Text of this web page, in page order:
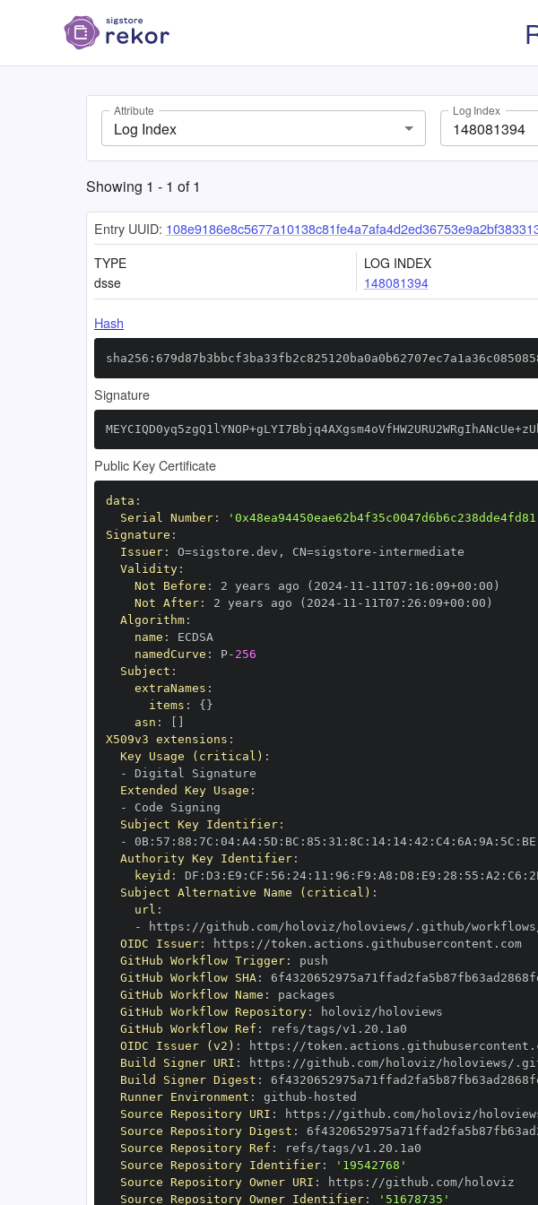
Attribute
Log Index
Log Index
Showing 1 - 1 of1
Entry UUID:
TYPE
dsse
LOG INDEX
148081394
Hash
Signature
Public Key Certificate
data :
Serial Number:
Signature :
Issuer: O=sigstore.dev , CN=sigstore -
Validity:
Not Before : 2 years ago (2024- 11 - 11T07 : 16 : 09+00 :
Not After: 2 years ago (2024- 11 - 11T07 : 26 : 09+00 :
Algorithm:
name :
namedCurve : P- 256
Subject :
extraNames :
items : { }
asn :
X509v3 extensions :
Key Usage (critical) :
-
Extended Key Usage :
-
Subject Key Identifier:
-
0B: 57 : 88 : 7C : 04: A4: 5D : BC : 85 : 31 : 8C : 14: 14: 42 : C4: 6A : 9A : 5C : BE
Authority Key Identifier:
keyid : DF : D3 : E9 : CF : 56 : 24: 11 : 96 : F9 : A8 : D8 : E9 : 28 : 55 : A2 : C6 :
Subject Alternative Name (critical) :
url :
-
https :
OIDC Issuer: https :
//token.actions.githubusercontent.com
GitHub Workflow Trigger:
GitHub Workflow SHA:
GitHub Workflow Name :
GitHub Workflow Repository:
GitHub Workflow Ref :
OIDC Issuer (v2) : https :
Build Signer URI : https :
Build Signer Digest :
Runner Environment : github -
Source Repository URI : https :
Source Repository Digest :
Source Repository Ref :
Source Repository Identifier:
'19542768'
Source Repository Owner URI : https :
Source Repository Owner Identifier: '51678735'